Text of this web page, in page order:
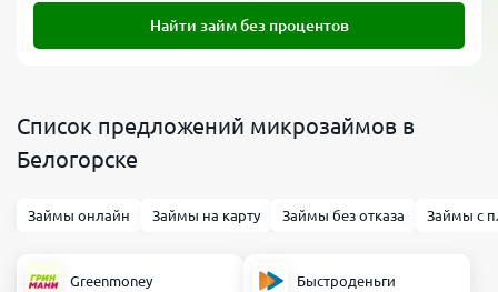
Найти займ без процентов
Список предложений микрозаймов в
Белогорске
Займы онлайн Займы на карту Займы без отказа Займы с
Greenmoney Быстроденьги